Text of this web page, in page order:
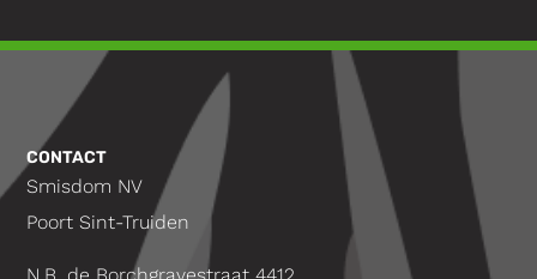
CONTACT
Smisdom NV
Poort Sint-Truiden